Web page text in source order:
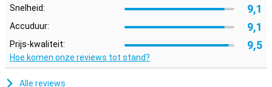
Snelheid: 9,1
Accuduur: 9,1
Prijs-kwaliteit: 9,5
Hoe komen onze reviews tot stand?
Alle reviews